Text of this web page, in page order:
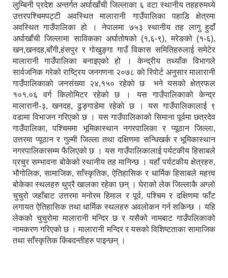
लुम्बिनी प्रदेश अन्तर्गत अर्घाखाँची जिल्लाका ६ वटा स्थानीय तहहरुमध्ये
उत्तरपश्चिमपट्टी अवस्थित मालारानी गाउँपालिका पहाडि क्षेत्रमा
अवस्थित गाउँपालिका हो । नेपालमा ७५३ स्थानीय तह लागु हुदाँ
अर्घाखाँची जिल्लामा साविकका अर्घातोषको (१,६-९), मरेङको (१-६),
खन,खनदह,बाँगी,हंसपुर र गोखुङ्गा गाउँ विकास समितिहरुलाई समेटेर
मालारानी गाउँपालिका बनाइएको हो । केन्द्रीय तथ्याँक विभागले
सार्वजनिक गरेको राष्ट्रिय जनगणना २०७८ काे रिपाेर्ट अनुसार मालारानी
गाउँपालिकाकाे जनसंख्या २४,१५० रहेकाे छ भने यसको क्षेत्रफल
१०१.०६ वर्ग किलोमिटर रहेको छ । यस गाउँपालिकाकाे केन्द्र
मालारानी-३, खनदह, ढुङ्गाडेमा रहेकाे छ । यस गाउँपालिकालाई ९
वडामा विभाजन गरिएको छ । यस गाउँपालिकाको सिमाना पूर्वमा छत्रदेव
गाउँपालिका, पश्चिममा भूमिकास्थान नगरपालिका र प्यूठान जिल्ला,
उत्तरमा प्यूठान र गुल्मी जिल्ला तथा दक्षिणमा सन्धिखर्क र भूमिकास्थान
नगरपालिकासम्म फैलिएको छ । यस गाउँपालिकालाई पर्यटकीय हिसाबले
प्रचुर सम्भावना बोकेको स्थानीय तह मानिन्छ । यहाँ पर्यटकीय क्षेत्रहरु,
भौगोलिक, सामाजिक, साँस्कृतिक, ऐतिहासिक र धार्मिक हिसाबले महत्त्व
बोकेका स्थलहरु थुप्रै खालका रहेका छन् । घेराको लेक जिल्लाकै अग्लो
चुचुरो जहाँबाट उत्तरमा मनोरम हिमाल र पूर्व, पश्चिम र दक्षिणमा फाँट
लगायत ऐतिहासिक तथा धार्मिक स्थलहरु अवलोकन गर्न सकिन्छ । यहि
लेकको चुचुरोमा मालारानी मन्दिर छ र यसैको नामबाट गाउँपलिकाको
नामकरण गरिएको छ । मालारानी मन्दिर र यसको विशिष्टताका सामाजिक
तथा साँस्कृतिक किंबदन्तीहरु पाइन्छन् ।